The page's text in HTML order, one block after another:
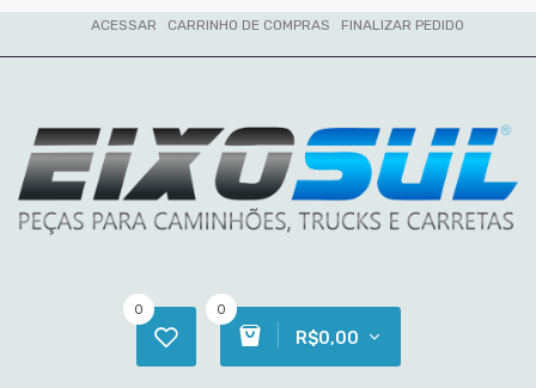
ACESSAR CARRINHO DE COMPRAS FINALIZAR PEDIDO
0
R$0,00
0